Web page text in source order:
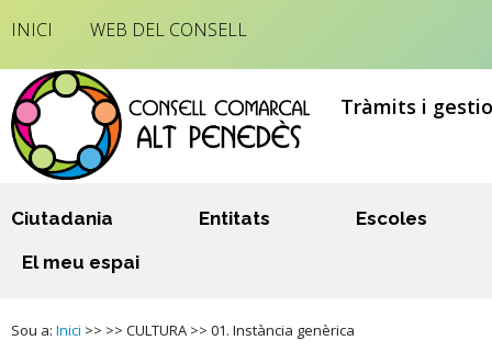
INICI WEB DEL CONSELL
Tràmits i
Ciutadania Entitats
Escoles
El meu espai
Sou a: Inici >> >> CULTURA >> 01. Instància genèrica